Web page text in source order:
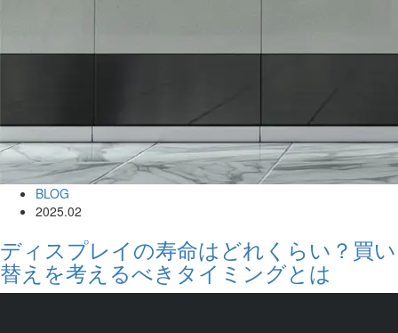
BLOG
2025.02
ディスプレイの寿命はどれくらい？買い
替えを考えるべきタイミングとは